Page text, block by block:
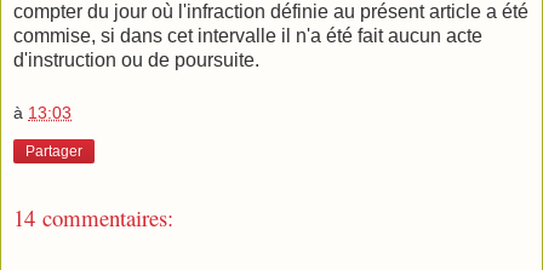
compter du jour où l'infraction définie au présent article a été
commise, si dans cet intervalle il n'a été fait aucun acte
d'instruction ou de poursuite.
à 13:03
Partager
14 commentaires: